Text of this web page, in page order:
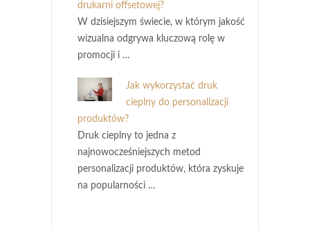
drukarni offsetowej?
W dzisiejszym świecie, w którym jakość
wizualna odgrywa kluczową rolę w
promocji i …
Jak wykorzystać druk
cieplny do personalizacji
produktów?
Druk cieplny to jedna z
najnowocześniejszych metod
personalizacji produktów, która zyskuje
na popularności …